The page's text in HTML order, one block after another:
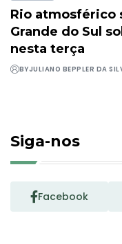
Rio atmosférico
Grande do Sul
nesta terça
BYJULIANO BEPPLER DA
Siga-nos
Facebook